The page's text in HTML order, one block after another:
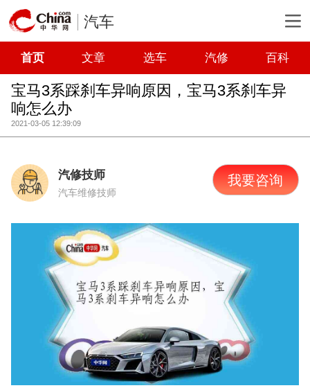
汽车
首页 文章 选车 汽修 百科
宝马3系踩刹车异响原因，宝马3系刹车异
响怎么办
2021-03-05 12:39:09
汽修技师
汽车维修技师
我要咨询